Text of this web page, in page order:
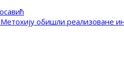
обишли реализоване